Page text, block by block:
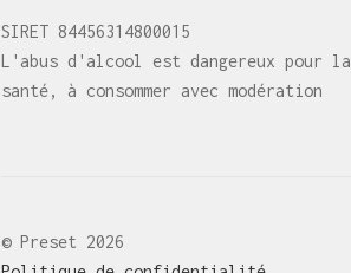
SIRET 84456314800015
L'abus d'alcool est dangereux pour la
santé, à consommer avec modération
© Preset 2026